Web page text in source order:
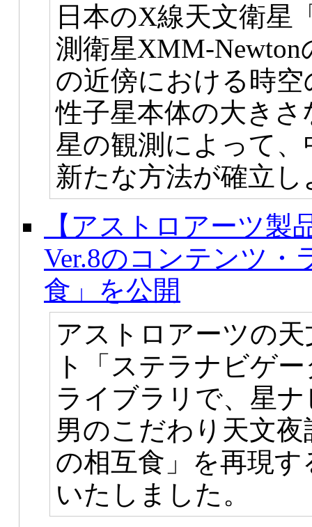
日本のX線天文衛星
測衛星XMM-
の近傍における時
性子星本体の大き
星の観測によって
新たな方法が確立
【アストロアーツ
Ver.8のコンテンツ・
食」を公開
アストロアーツの
ト「ステラナビゲ
ライブラリで、星
男のこだわり天文
の相互食」を再現
いたしました。